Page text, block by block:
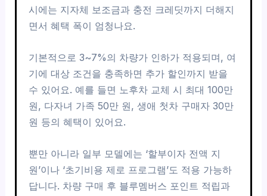
시에는 지자체 보조금과 충전 크레딧까지 더해지
면서 혜택 폭이 엄청나요.
기본적으로 3~7%의 차량가 인하가 적용되며, 여
기에 대상 조건을 충족하면 추가 할인까지 받을
수 있어요. 예를 들면 노후차 교체 시 최대 100만
원, 다자녀 가족 50만 원, 생애 첫차 구매자 30만
원 등의 혜택이 있어요.
뿐만 아니라 일부 모델에는 ‘할부이자 전액 지
원’이나 ‘초기비용 제로 프로그램’도 적용 가능하
답니다. 차량 구매 후 블루멤버스 포인트 적립과